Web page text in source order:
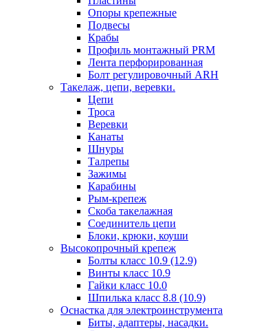
Опоры крепежные
Подвесы
Крабы
Профиль монтажный PRM
Лента перфорированная
Болт регулировочный ARH
Такелаж, цепи, веревки.
Цепи
Троса
Веревки
Канаты
Шнуры
Талрепы
Зажимы
Карабины
Рым-крепеж
Скоба такелажная
Соединитель цепи
Блоки, крюки, коуши
Высокопрочный крепеж
Болты класс 10.9 (12.9)
Винты класс 10.9
Гайки класс 10.0
Шпилька класс 8.8 (10.9)
Оснастка для электроинструмента
Биты, адаптеры, насадки.